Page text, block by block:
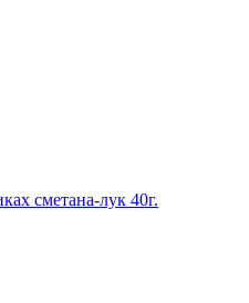
сметана-лук 40г.